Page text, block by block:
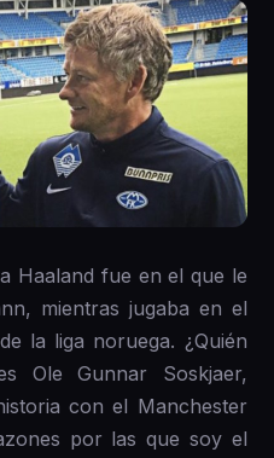
Haaland fue en el que le
mientras jugaba en el
la liga noruega. ¿Quién
Ole Gunnar Soskjaer,
con el Manchester
por las que soy el